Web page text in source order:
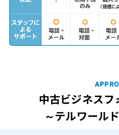
中古ビジネス
～テルワール